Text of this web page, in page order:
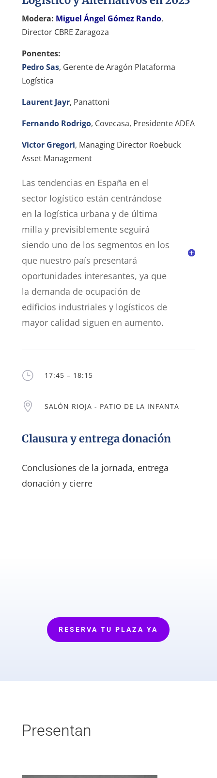
Modera: Miguel Ángel Gómez Rando,
Director CBRE Zaragoza
Ponentes:
Pedro Sas, Gerente de Aragón Plataforma
Logística
Laurent Jayr, Panattoni
Fernando Rodrigo, Covecasa, Presidente ADEA
Victor Gregori, Managing Director Roebuck
Asset Management
Las tendencias en España en el
sector logístico están centrándose
en la logística urbana y de última
milla y previsiblemente seguirá
siendo uno de los segmentos en los
que nuestro país presentará
oportunidades interesantes, ya que
la demanda de ocupación de
edificios industriales y logísticos de
mayor calidad siguen en aumento.
} 17:45 – 18:15
 SALÓN RIOJA - PATIO DE LA INFANTA
Clausura y entrega donación
Conclusiones de la jornada, entrega
donación y cierre
RESERVA TU PLAZA YA
Presentan